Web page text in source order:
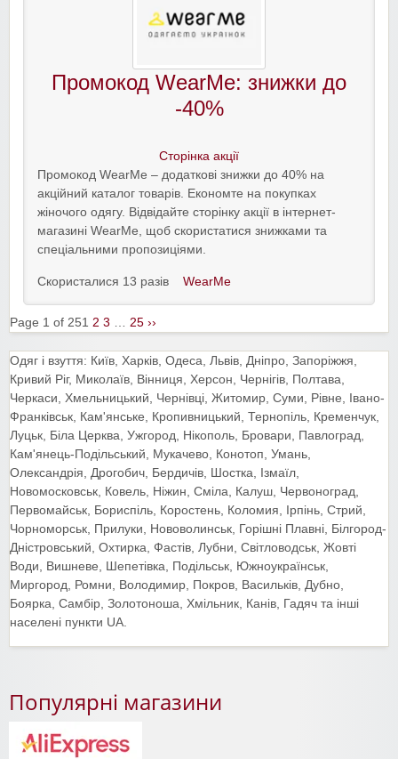
Промокод WearMe: знижки до
-40%
Сторінка акції
Промокод WearMe – додаткові знижки до 40% на
акційний каталог товарів. Економте на покупках
жіночого одягу. Відвідайте сторінку акції в інтернет-
магазині WearMe, щоб скористатися знижками та
спеціальними пропозиціями.
Скористалися 13 разів WearMe
Page 1 of 251 2 3 … 25 ››
Одяг і взуття: Київ, Харків, Одеса, Львів, Дніпро, Запоріжжя,
Кривий Ріг, Миколаїв, Вінниця, Херсон, Чернігів, Полтава,
Черкаси, Хмельницький, Чернівці, Житомир, Суми, Рівне, Івано-
Франківськ, Кам'янське, Кропивницький, Тернопіль, Кременчук,
Луцьк, Біла Церква, Ужгород, Нікополь, Бровари, Павлоград,
Кам'янець-Подільський, Мукачево, Конотоп, Умань,
Олександрія, Дрогобич, Бердичів, Шостка, Ізмаїл,
Новомосковськ, Ковель, Ніжин, Сміла, Калуш, Червоноград,
Первомайськ, Бориспіль, Коростень, Коломия, Ірпінь, Стрий,
Чорноморськ, Прилуки, Нововолинськ, Горішні Плавні, Білгород-
Дністровський, Охтирка, Фастів, Лубни, Світловодськ, Жовті
Води, Вишневе, Шепетівка, Подільськ, Южноукраїнськ,
Миргород, Ромни, Володимир, Покров, Васильків, Дубно,
Боярка, Самбір, Золотоноша, Хмільник, Канів, Гадяч та інші
населені пункти UA.
Популярні магазини